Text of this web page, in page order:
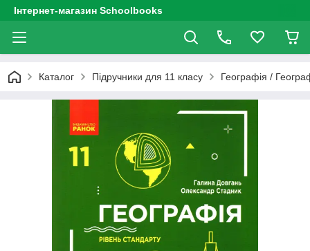
Інтернет-магазин Schoolbooks
Каталог Підручники для 11 класу Географія /